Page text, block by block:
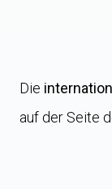
Die
auf der Seite